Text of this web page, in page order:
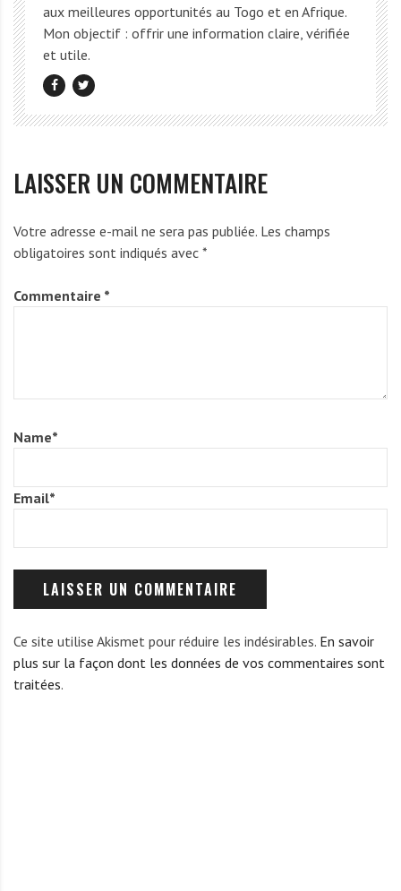
aux meilleures opportunités au Togo et en Afrique.
Mon objectif : offrir une information claire, vérifiée
et utile.
LAISSER UN COMMENTAIRE
Votre adresse e-mail ne sera pas publiée. Les champs
obligatoires sont indiqués avec *
Commentaire *
Name*
Email*
Ce site utilise Akismet pour réduire les indésirables. En savoir
plus sur la façon dont les données de vos commentaires sont
traitées.